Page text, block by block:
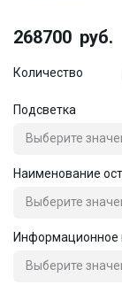
268700 руб.
Количество
Подсветка
Наименование
Информационное